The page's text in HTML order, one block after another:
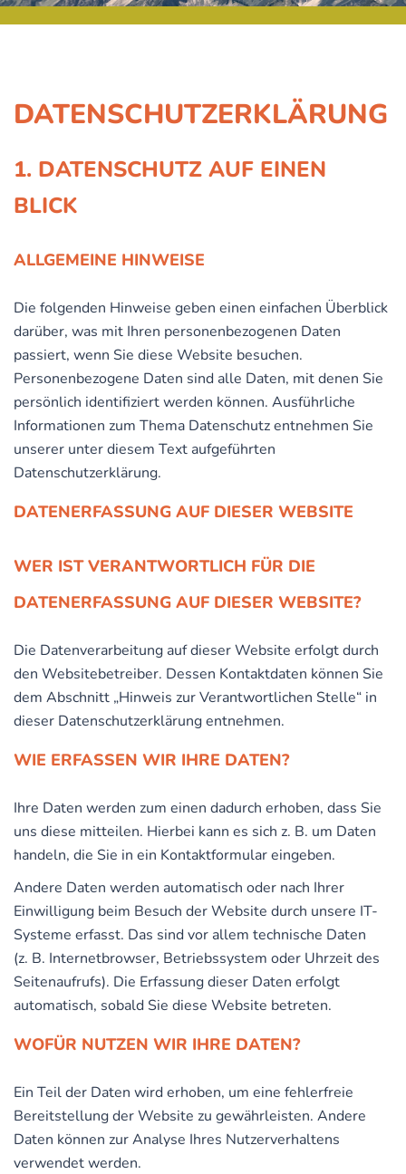
DATENSCHUTZ­ERKLÄRUNG
1. DATENSCHUTZ AUF EINEN
BLICK
ALLGEMEINE HINWEISE
Die folgenden Hinweise geben einen einfachen Überblick
darüber, was mit Ihren personenbezogenen Daten
passiert, wenn Sie diese Website besuchen.
Personenbezogene Daten sind alle Daten, mit denen Sie
persönlich identifiziert werden können. Ausführliche
Informationen zum Thema Datenschutz entnehmen Sie
unserer unter diesem Text aufgeführten
Datenschutzerklärung.
DATENERFASSUNG AUF DIESER WEBSITE
WER IST VERANTWORTLICH FÜR DIE
DATENERFASSUNG AUF DIESER WEBSITE?
Die Datenverarbeitung auf dieser Website erfolgt durch
den Websitebetreiber. Dessen Kontaktdaten können Sie
dem Abschnitt „Hinweis zur Verantwortlichen Stelle“ in
dieser Datenschutzerklärung entnehmen.
WIE ERFASSEN WIR IHRE DATEN?
Ihre Daten werden zum einen dadurch erhoben, dass Sie
uns diese mitteilen. Hierbei kann es sich z. B. um Daten
handeln, die Sie in ein Kontaktformular eingeben.
Andere Daten werden automatisch oder nach Ihrer
Einwilligung beim Besuch der Website durch unsere IT-
Systeme erfasst. Das sind vor allem technische Daten
(z. B. Internetbrowser, Betriebssystem oder Uhrzeit des
Seitenaufrufs). Die Erfassung dieser Daten erfolgt
automatisch, sobald Sie diese Website betreten.
WOFÜR NUTZEN WIR IHRE DATEN?
Ein Teil der Daten wird erhoben, um eine fehlerfreie
Bereitstellung der Website zu gewährleisten. Andere
Daten können zur Analyse Ihres Nutzerverhaltens
verwendet werden.